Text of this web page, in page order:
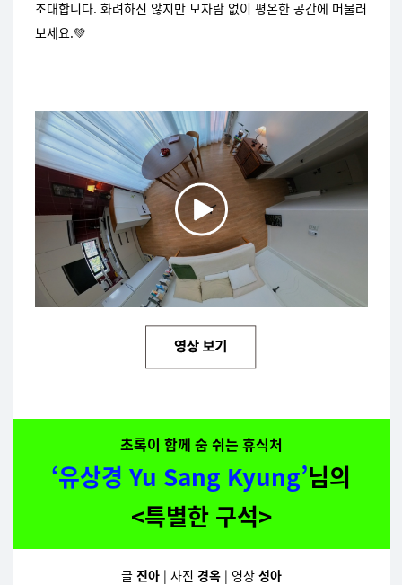
초대합니다. 화려하진 않지만 모자람 없이 평온한 공간에 머물러
보세요.💚
초록이 함께 숨 쉬는 휴식처
‘유상경 Yu Sang Kyung’님의
<특별한 구석>
글 진아| 사진 경옥 | 영상 성아